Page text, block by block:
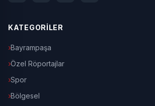
KATEGORİLER
Bayrampaşa
Özel Röportajlar
Spor
Bölgesel